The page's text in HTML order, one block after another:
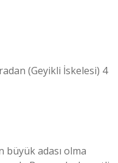
(Geyikli İskelesi) 4
büyük adası olma